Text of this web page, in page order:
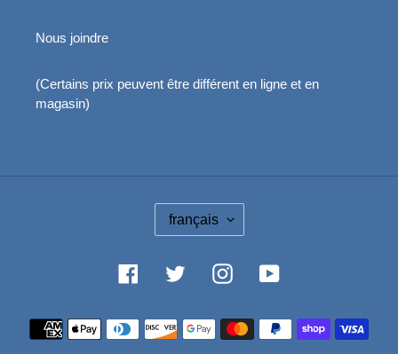
Nous joindre
(Certains prix peuvent être différent en ligne et en
magasin)
L
G
U
français
Facebook Twitter InstagramYouTube
Moyens
de